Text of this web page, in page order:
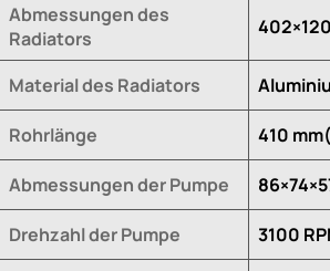
Abmessungen des
Radiators
Material des Radiators
Rohrlänge 410
Abmessungen der Pumpe
Drehzahl der Pumpe 3100